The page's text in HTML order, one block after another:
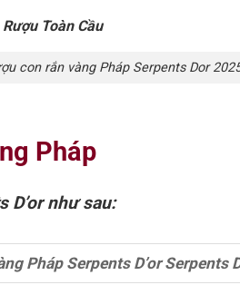
Rượu Toàn Cầu
con rắn vàng Pháp Serpents Dor
Pháp
D’or như sau:
Pháp Serpents D’or Serpents